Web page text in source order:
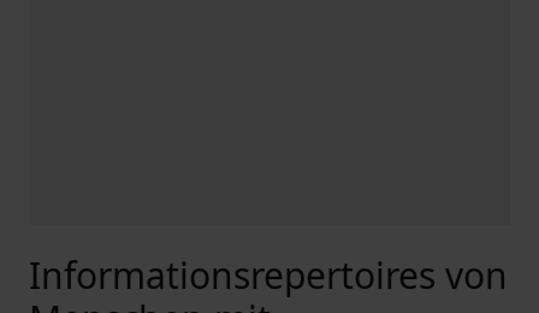
Informationsrepertoires von